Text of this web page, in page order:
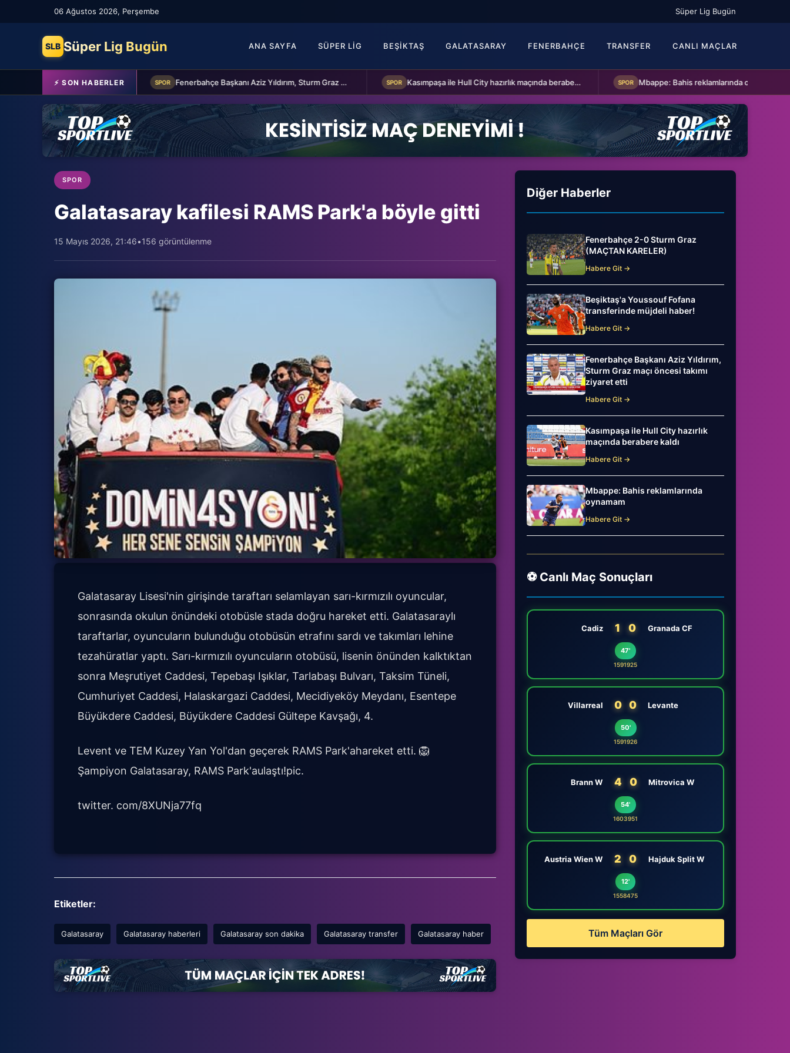
06 Ağustos 2026, Perşembe Süper Lig Bugün
SLB Süper Lig Bugün ANA SAYFA SÜPER LIG BEŞIKTAŞ GALATASARAY FENERBAHÇE TRANSFER CANLI MAÇLAR
⚡ SON HABERLER
Beşiktaş'a Youssouf Fofana transferinde müjdeli haber! Fenerbahçe Başkanı Aziz Yıldırım, Sturm Graz maçı öncesi takımı ziyaret etti Kasımpaşa ile Hull City hazırlık maçında berabere kaldı Mbappe: Bahis reklamlarında oynamam
SPOR
Galatasaray kafilesi RAMS Park'a böyle gitti
15 Mayıs 2026, 21:46•156 görüntülenme
Galatasaray Lisesi'nin girişinde taraftarı selamlayan sarı-kırmızılı oyuncular,
sonrasında okulun önündeki otobüsle stada doğru hareket etti. Galatasaraylı
taraftarlar, oyuncuların bulunduğu otobüsün etrafını sardı ve takımları lehine
tezahüratlar yaptı. Sarı-kırmızılı oyuncuların otobüsü, lisenin önünden kalktıktan
sonra Meşrutiyet Caddesi, Tepebaşı Işıklar, Tarlabaşı Bulvarı, Taksim Tüneli,
Cumhuriyet Caddesi, Halaskargazi Caddesi, Mecidiyeköy Meydanı, Esentepe
Büyükdere Caddesi, Büyükdere Caddesi Gültepe Kavşağı, 4.
Levent ve TEM Kuzey Yan Yol'dan geçerek RAMS Park'ahareket etti. 🦁
Şampiyon Galatasaray, RAMS Park'aulaştı!pic.
twitter. com/8XUNja77fq
Etiketler:
Galatasaray Galatasaray haberleri Galatasaray son dakika Galatasaray transfer Galatasaray haber
Diğer Haberler
Fenerbahçe 2-0 Sturm Graz
(MAÇTAN KARELER)
Habere Git →
Beşiktaş'a Youssouf Fofana
transferinde müjdeli haber!
Habere Git →
Fenerbahçe Başkanı Aziz Yıldırım,
Sturm Graz maçı öncesi takımı
ziyaret etti
Habere Git →
Kasımpaşa ile Hull City hazırlık
maçında berabere kaldı
Habere Git →
Mbappe: Bahis reklamlarında
oynamam
Habere Git →
⚽ Canlı Maç Sonuçları
Cadiz 1 0 Granada CF
47'
1591925
Villarreal 0 0 Levante
50'
1591926
Brann W 4 0 Mitrovica W
54'
1603951
Austria Wien W 2 0 Hajduk Split W
12'
1558475
Tüm Maçları Gör